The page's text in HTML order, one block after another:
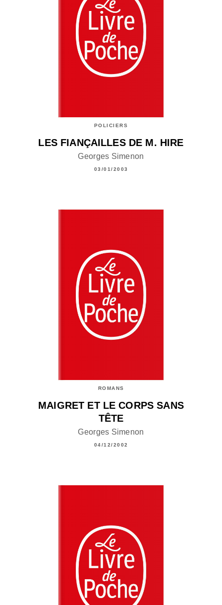
POLICIERS
LES FIANÇAILLES DE M. HIRE
Georges Simenon
03/01/2003
ROMANS
MAIGRET ET LE CORPS SANS
TÊTE
Georges Simenon
04/12/2002